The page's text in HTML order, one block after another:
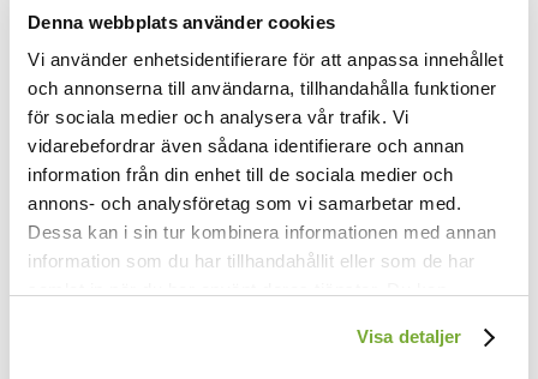
Denna webbplats använder cookies
Vi använder enhetsidentifierare för att anpassa innehållet
och annonserna till användarna, tillhandahålla funktioner
för sociala medier och analysera vår trafik. Vi
vidarebefordrar även sådana identifierare och annan
information från din enhet till de sociala medier och
annons- och analysföretag som vi samarbetar med.
Dessa kan i sin tur kombinera informationen med annan
information som du har tillhandahållit eller som de har
-länken i nedre delen
Visa detaljer
För att folken måtte helas,
Herre, samfällt här vi ber,
för en rättvis, jämn fördelning
av det goda jorden ger.
Till ett liv i verksam kärlek
hjälp oss vakna mer och mer.
Led oss, Fader, fram till frihet,
lyft förtvivlan från din värld,
att i fred vi alla lever
utan hat och våld och svärd.